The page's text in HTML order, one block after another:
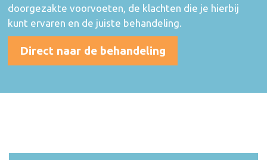
doorgezakte voorvoeten, de klachten die je hierbij
kunt ervaren en de juiste behandeling.
Direct naar de behandeling